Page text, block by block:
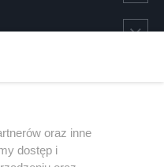
oraz inne
dostęp i